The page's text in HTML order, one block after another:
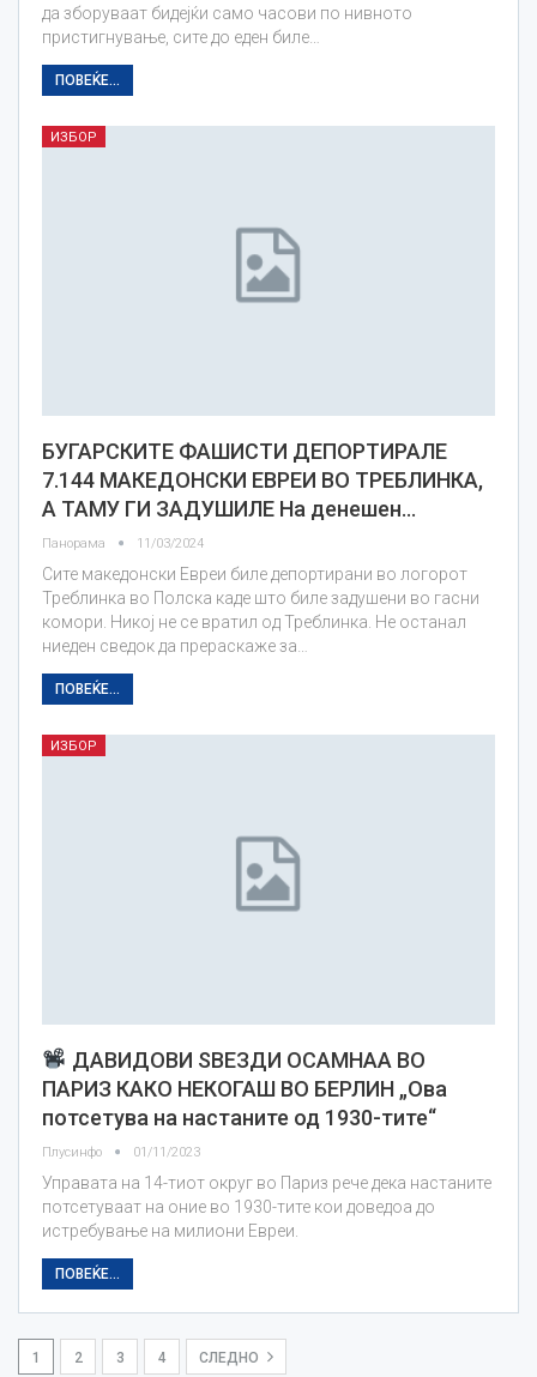
да зборуваат бидејќи само часови по нивното
пристигнување, сите до еден биле…
ПОВЕЌЕ...
ИЗБОР
БУГАРСКИТЕ ФАШИСТИ ДЕПОРТИРАЛЕ
7.144 МАКЕДОНСКИ ЕВРЕИ ВО ТРЕБЛИНКА,
А ТАМУ ГИ ЗАДУШИЛЕ На денешен…
Панорама 11/03/2024
Сите македонски Евреи биле депортирани во логорот
Треблинка во Полска каде што биле задушени во гасни
комори. Никој не се вратил од Треблинка. Не останал
ниеден сведок да прераскаже за…
ПОВЕЌЕ...
ИЗБОР
ДАВИДОВИ ЅВЕЗДИ ОСАМНАА ВО
ПАРИЗ КАКО НЕКОГАШ ВО БЕРЛИН „Ова
потсетува на настаните од 1930-тите“
Плусинфо 01/11/2023
Управата на 14-тиот округ во Париз рече дека настаните
потсетуваат на оние во 1930-тите кои доведоа до
истребување на милиони Евреи.
ПОВЕЌЕ...
1 2 3 4 СЛЕДНО